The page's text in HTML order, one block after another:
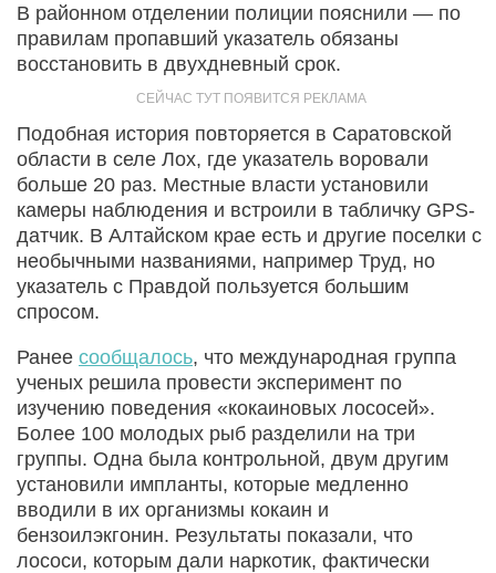
В районном отделении полиции пояснили — по
правилам пропавший указатель обязаны
восстановить в двухдневный срок.
Подобная история повторяется в Саратовской
области в селе Лох, где указатель воровали
больше 20 раз. Местные власти установили
камеры наблюдения и встроили в табличку GPS-
датчик. В Алтайском крае есть и другие поселки с
необычными названиями, например Труд, но
указатель с Правдой пользуется большим
спросом.
Ранее сообщалось, что международная группа
ученых решила провести эксперимент по
изучению поведения «кокаиновых лососей».
Более 100 молодых рыб разделили на три
группы. Одна была контрольной, двум другим
установили импланты, которые медленно
вводили в их организмы кокаин и
бензоилэкгонин. Результаты показали, что
лососи, которым дали наркотик, фактически